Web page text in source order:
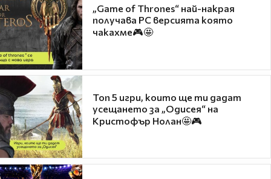
„Game of Thrones“ най-накрая
получава PC версията която
чакахме🎮🤩
Топ 5 игри, които ще ти дадат
усещането за „Одисея“ на
Кристофър Нолан🤩🎮